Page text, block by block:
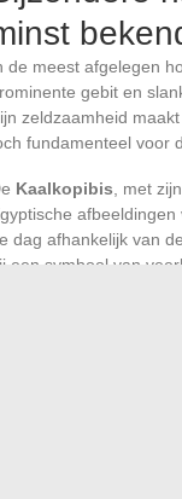
de meest afgelegen
gebit en
zeldzaamheid
fundamenteel voor
Kaalkopibis , met
dag afhankelijk van
een symbool van